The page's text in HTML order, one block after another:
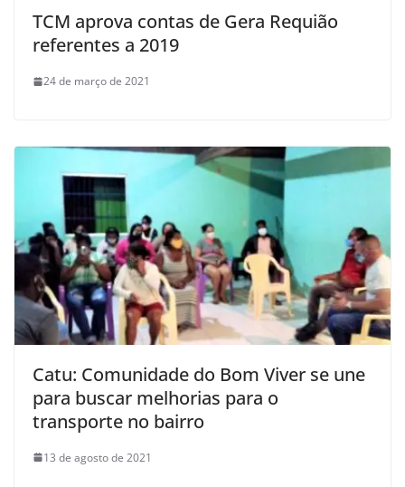
TCM aprova contas de Gera Requião
referentes a 2019
24 de março de 2021
Catu: Comunidade do Bom Viver se une
para buscar melhorias para o
transporte no bairro
13 de agosto de 2021